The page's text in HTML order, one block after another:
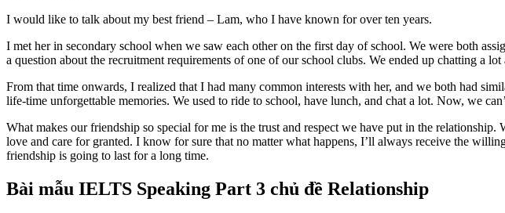
I would like to talk about my best friend – Lam, who I have known for over ten years.
I met her in secondary school when we saw each other on the first day of school. We were both
a question about the recruitment requirements of one of our school clubs. We ended up chatting a
From that time onwards, I realized that I had many common interests with her, and we both had
life-time unforgettable memories. We used to ride to school, have lunch, and chat a lot. Now, we
What makes our friendship so special for me is the trust and respect we have put in the
love and care for granted. I know for sure that no matter what happens, I’ll always receive the
friendship is going to last for a long time.
Bài mẫu IELTS Speaking Part 3 chủ đề Relationship